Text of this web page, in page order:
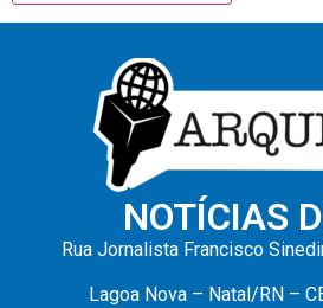
NOTÍCIAS
Rua Jornalista Francisco
Lagoa Nova – Natal/RN –